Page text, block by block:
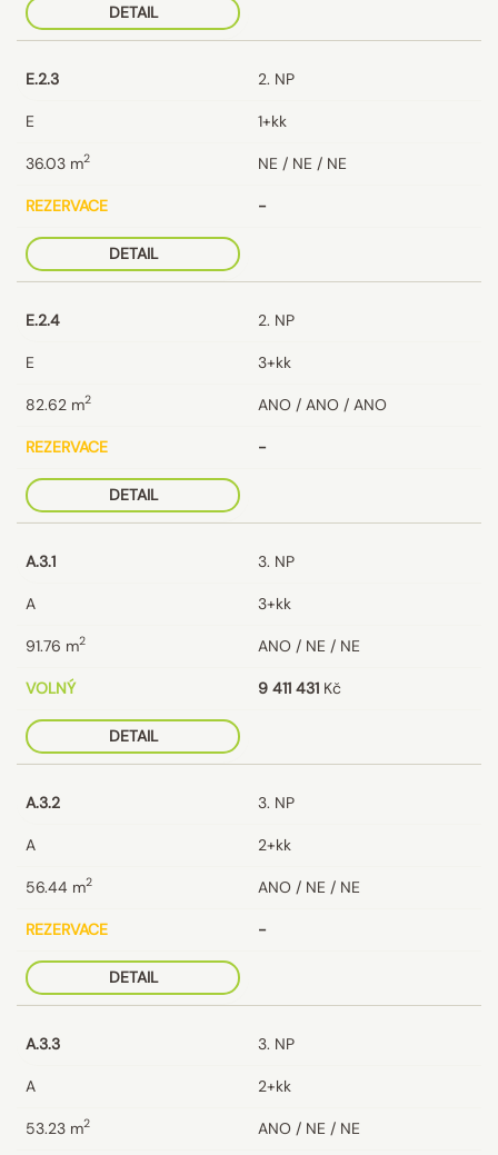
DETAIL
E.2.3 2. NP
E 1+kk
36.03 m2 NE / NE / NE
REZERVACE -
DETAIL
E.2.4 2. NP
E 3+kk
82.62 m2 ANO / ANO / ANO
REZERVACE -
DETAIL
A.3.1 3. NP
A 3+kk
91.76 m2 ANO / NE / NE
VOLNÝ 9 411 431 Kč
DETAIL
A.3.2 3. NP
A 2+kk
56.44 m2 ANO / NE / NE
REZERVACE -
DETAIL
A.3.3 3. NP
A 2+kk
53.23 m2 ANO / NE / NE